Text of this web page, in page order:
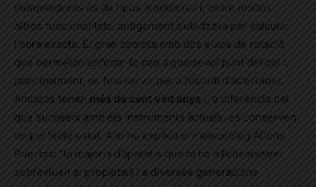
independents és de tipus meridional i, entre moltes
altres funcionalitats, antigament s’utilitzava per calcular
l’hora exacta. El gran compta amb dos eixos de rotació
que permeten enfocar-lo cap a qualsevol punt del cel i,
principalment, es feia servir per a l’estudi d’asteroides.
Ambdós tenen més de cent vint anys i, a diferència del
que succeeix amb els instruments actuals, es conserven
en perfecte estat. Així ho explica el meteoròleg Alfons
Puertas: “la majoria d’aparells que hi ha a l’observatori
sobreviuen al propietari i a diverses generacions